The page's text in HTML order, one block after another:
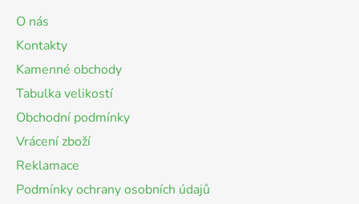
O nás
Kontakty
Kamenné obchody
Tabulka velikostí
Obchodní podmínky
Vrácení zboží
Reklamace
Podmínky ochrany osobních údajů